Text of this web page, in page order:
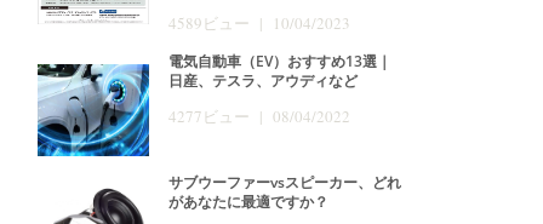
4589ビュー | 10/04/2023
電気自動車（EV）おすすめ13選｜
日産、テスラ、アウディなど
4277ビュー | 08/04/2022
サブウーファーvsスピーカー、どれ
があなたに最適ですか？